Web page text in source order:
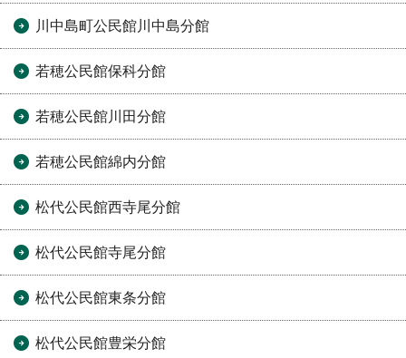
川中島町公民館川中島分館
若穂公民館保科分館
若穂公民館川田分館
若穂公民館綿内分館
松代公民館西寺尾分館
松代公民館寺尾分館
松代公民館東条分館
松代公民館豊栄分館